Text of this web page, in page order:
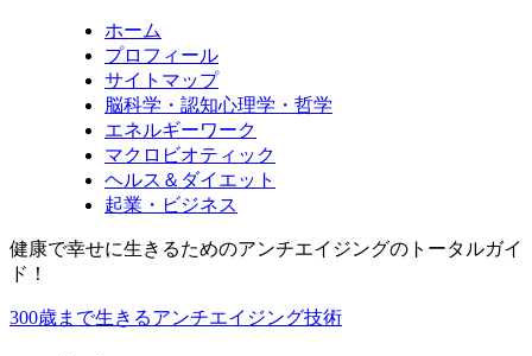
ホーム
プロフィール
サイトマップ
脳科学・認知心理学・哲学
エネルギーワーク
マクロビオティック
ヘルス＆ダイエット
起業・ビジネス
健康で幸せに生きるためのアンチエイジングのトータルガイ
ド！
300歳まで生きるアンチエイジング技術